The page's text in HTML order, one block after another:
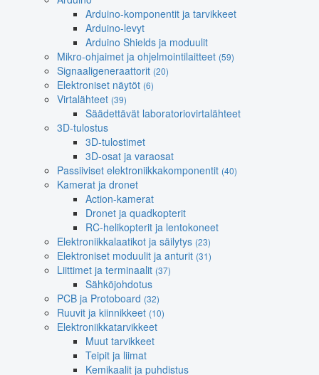
Arduino-komponentit ja tarvikkeet
Arduino-levyt
Arduino Shields ja moduulit
Mikro-ohjaimet ja ohjelmointilaitteet (59)
Signaaligeneraattorit (20)
Elektroniset näytöt (6)
Virtalähteet (39)
Säädettävät laboratoriovirtalähteet
3D-tulostus
3D-tulostimet
3D-osat ja varaosat
Passiiviset elektroniikkakomponentit (40)
Kamerat ja dronet
Action-kamerat
Dronet ja quadkopterit
RC-helikopterit ja lentokoneet
Elektroniikkalaatikot ja säilytys (23)
Elektroniset moduulit ja anturit (31)
Liittimet ja terminaalit (37)
Sähköjohdotus
PCB ja Protoboard (32)
Ruuvit ja kiinnikkeet (10)
Elektroniikkatarvikkeet
Muut tarvikkeet
Teipit ja liimat
Kemikaalit ja puhdistus